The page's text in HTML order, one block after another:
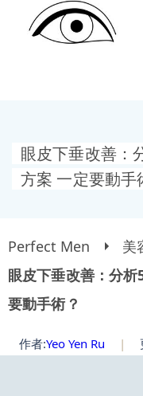
眼皮下垂改善：
方案 一定要動手
Perfect Men 美
眼皮下垂改善：分
要動手術？
作者:Yeo Yen Ru |